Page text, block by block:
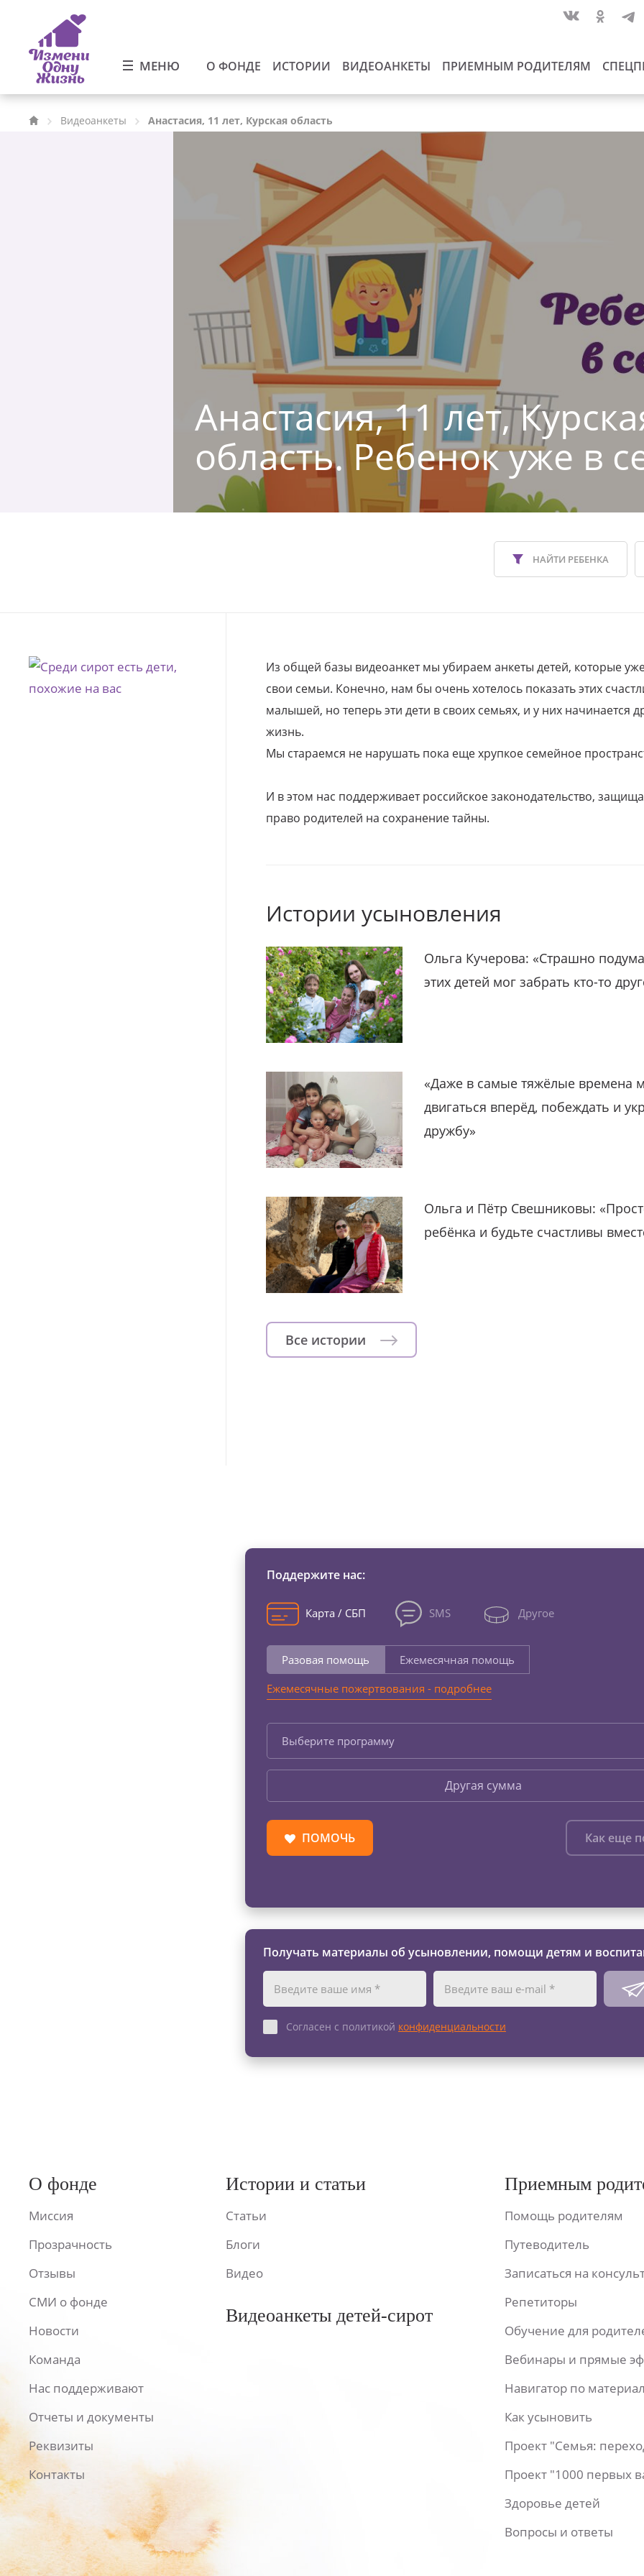
МЕНЮ О ФОНДЕ ИСТОРИИ ВИДЕОАНКЕТЫ ПРИЕМНЫМ РОДИТЕЛЯМ
Видеоанкеты Анастасия, 11 лет, Курская область
Анастасия, 11 лет,
область. Ребенок уже в
НАЙТИ РЕБЕНКА
Из общей базы видеоанкет мы убираем анкеты детей, которые
свои семьи. Конечно, нам бы очень хотелось показать этих
малышей, но теперь эти дети в своих семьях, и у них начинается
жизнь.
Мы стараемся не нарушать пока еще хрупкое семейное
И в этом нас поддерживает российское законодательство,
право родителей на сохранение тайны.
Истории усыновления
Ольга Кучерова: «Страшно
этих детей мог забрать кто-то
«Даже в самые тяжёлые времена
двигаться вперёд, побеждать и
дружбу»
Ольга и Пётр Свешниковы:
ребёнка и будьте счастливы
Все истории
Поддержите нас:
Карта / СБП SMS Другое
Разовая помощь
Ежемесячная помощь
Ежемесячные пожертвования - подробнее
Выберите программу
Другая сумма
ПОМОЧЬ Как еще
Получать материалы об усыновлении, помощи детям и
Согласен с политикой конфиденциальности
О фонде
Миссия
Прозрачность
Отзывы
СМИ о фонде
Новости
Команда
Нас поддерживают
Отчеты и документы
Реквизиты
Контакты
Истории и статьи
Статьи
Блоги
Видео
Видеоанкеты детей-сирот
Приемным
Помощь родителям
Путеводитель
Записаться на
Репетиторы
Обучение для
Вебинары и прямые
Навигатор по
Как усыновить
Проект "Семья:
Проект "1000 первых
Здоровье детей
Вопросы и ответы